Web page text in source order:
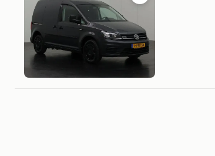
Bewaren
Mijn
Favorieten
Dutchvans.com
Barneveld